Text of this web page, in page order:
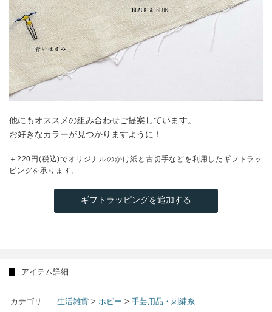
他にもオススメの組み合わせご提案しています。
お好きなカラーが見つかりますように！
＋220円(税込)でオリジナルのかけ紙と古切手などを利用したギフトラッ
ピングを承ります。
ギフトラッピングを追加する
アイテム詳細
カテゴリ 生活雑貨 > ホビー > 手芸用品・刺繍糸